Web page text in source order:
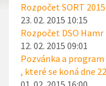
Rozpočet SORT 2015
23. 02. 2015 10:15
Rozpočet DSO Hamr
12. 02. 2015 09:01
Pozvánka a
, které se koná dne